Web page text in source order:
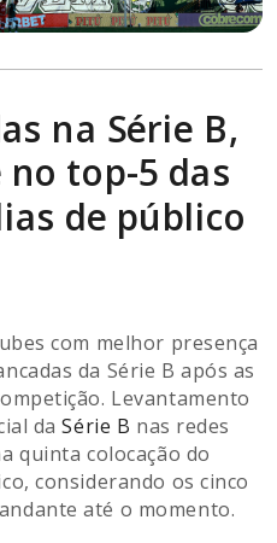
na Série B,
no top-5 das
de público
com melhor presença
da Série B após as
Levantamento
daSérie B nas redes
quinta colocação do
considerando os cinco
até o momento.